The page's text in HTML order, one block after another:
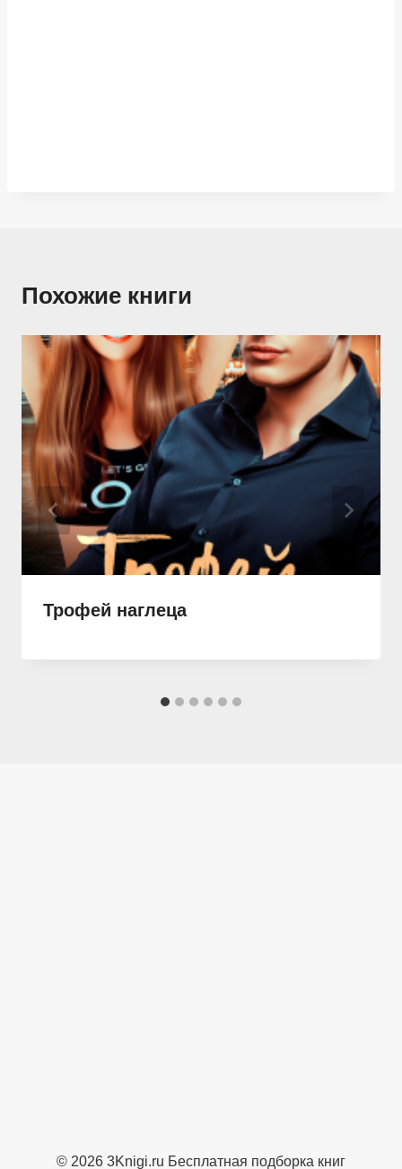
Похожие книги
Трофей наглеца
© 2026 3Knigi.ru Бесплатная подборка книг